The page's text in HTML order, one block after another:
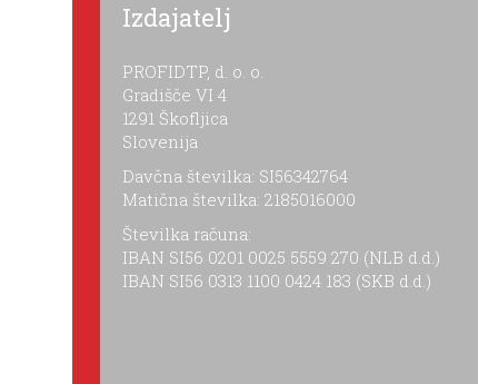
Izdajatelj
PROFIDTP, d. o. o.
Gradišče VI 4
1291 Škofljica
Slovenija
Davčna številka: SI56342764
Matična številka: 2185016000
Številka računa:
IBAN SI56 0201 0025 5559 270 (NLB d.d.)
IBAN SI56 0313 1100 0424 183 (SKB d.d.)